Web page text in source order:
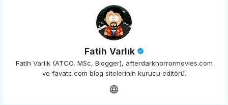
Fatih Varlık
Fatih Varlık (ATCO, MSc, Blogger), afterdarkhorrormovies.com
ve favatc.com blog sitelerinin kurucu editörü.